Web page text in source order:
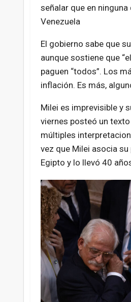
señalar que en
Venezuela
El gobierno sabe que
aunque sostiene que
paguen “todos”. Los
inflación. Es más,
Milei es imprevisible y
viernes posteó un
múltiples
vez que Milei asocia
Egipto y lo llevó 40